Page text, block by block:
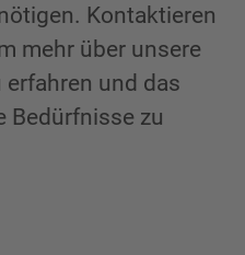
Kontaktieren
mehr über unsere
und das
Bedürfnisse zu